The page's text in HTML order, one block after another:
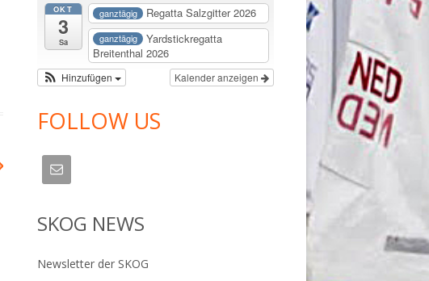
OKT
3
Sa
ganztägig Regatta Salzgitter 2026
ganztägig
Yardstickregatta
Breitenthal 2026
Kalender anzeigen
Hinzufügen
FOLLOW US
SKOG NEWS
Newsletter der SKOG